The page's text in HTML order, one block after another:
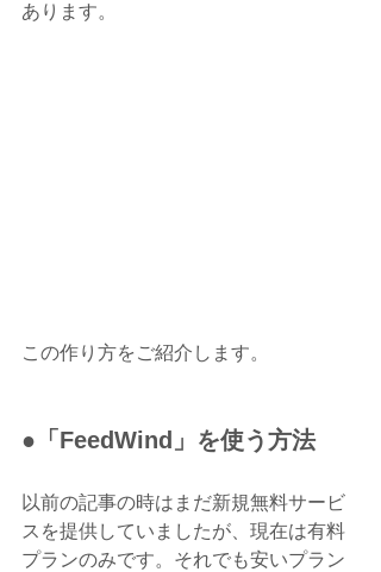
あります。
この作り方をご紹介します。
●「FeedWind」を使う方法
以前の記事の時はまだ新規無料サービ
スを提供していましたが、現在は有料
プランのみです。それでも安いプラン